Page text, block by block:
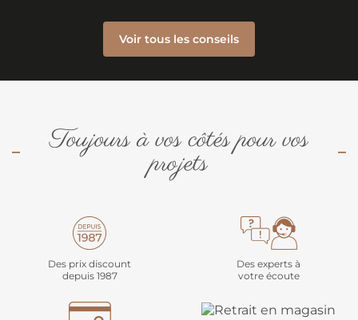
Voir tous les conseils
Toujours à vos côtés pour vos
projets
Des prix discount
depuis 1987
Des experts à
votre écoute